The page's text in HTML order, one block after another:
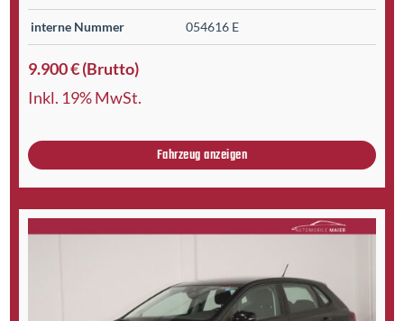
interne Nummer 054616 E
9.900 € (Brutto)
Inkl. 19% MwSt.
Fahrzeug anzeigen